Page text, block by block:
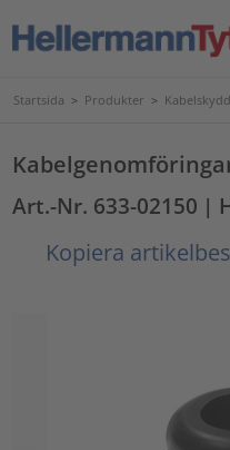
Startsida > Produkter > Kabelskydd
Art.-Nr. 633-02150 |
Kopiera